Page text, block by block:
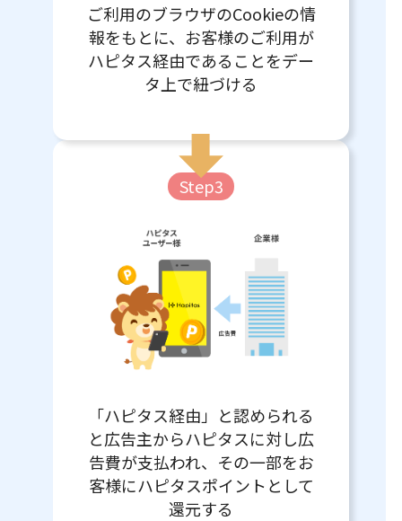
ご利用のブラウザのCookieの情
報をもとに、お客様のご利用が
ハピタス経由であることをデー
タ上で紐づける
Step3
「ハピタス経由」と認められる
と広告主からハピタスに対し広
告費が支払われ、その一部をお
客様にハピタスポイントとして
還元する